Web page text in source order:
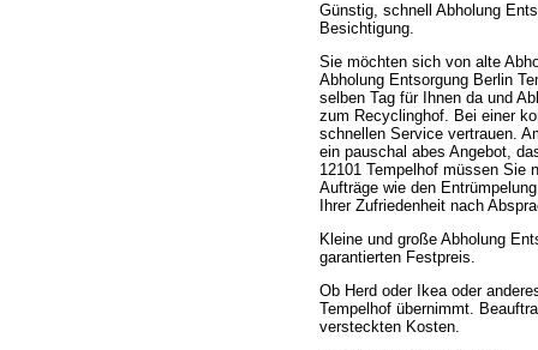
Günstig, schnell Abholung
Besichtigung.
Sie möchten sich von alte
Abholung Entsorgung Berlin
selben Tag für Ihnen da und
zum Recyclinghof. Bei einer
schnellen Service vertrauen.
ein pauschal abes Angebot,
12101 Tempelhof müssen Sie
Aufträge wie den
Ihrer Zufriedenheit nach
Kleine und große Abholung
garantierten Festpreis.
Ob Herd oder Ikea oder
Tempelhof übernimmt.
versteckten Kosten.